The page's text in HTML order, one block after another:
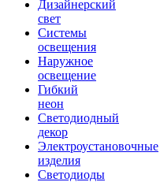
Дизайнерский
свет
Системы
освещения
Наружное
освещение
Гибкий
неон
Светодиодный
декор
Электроустановочные
изделия
Светодиоды